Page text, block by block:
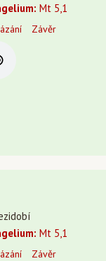
Mt 5,1
Závěr
Mt 5,1
Závěr